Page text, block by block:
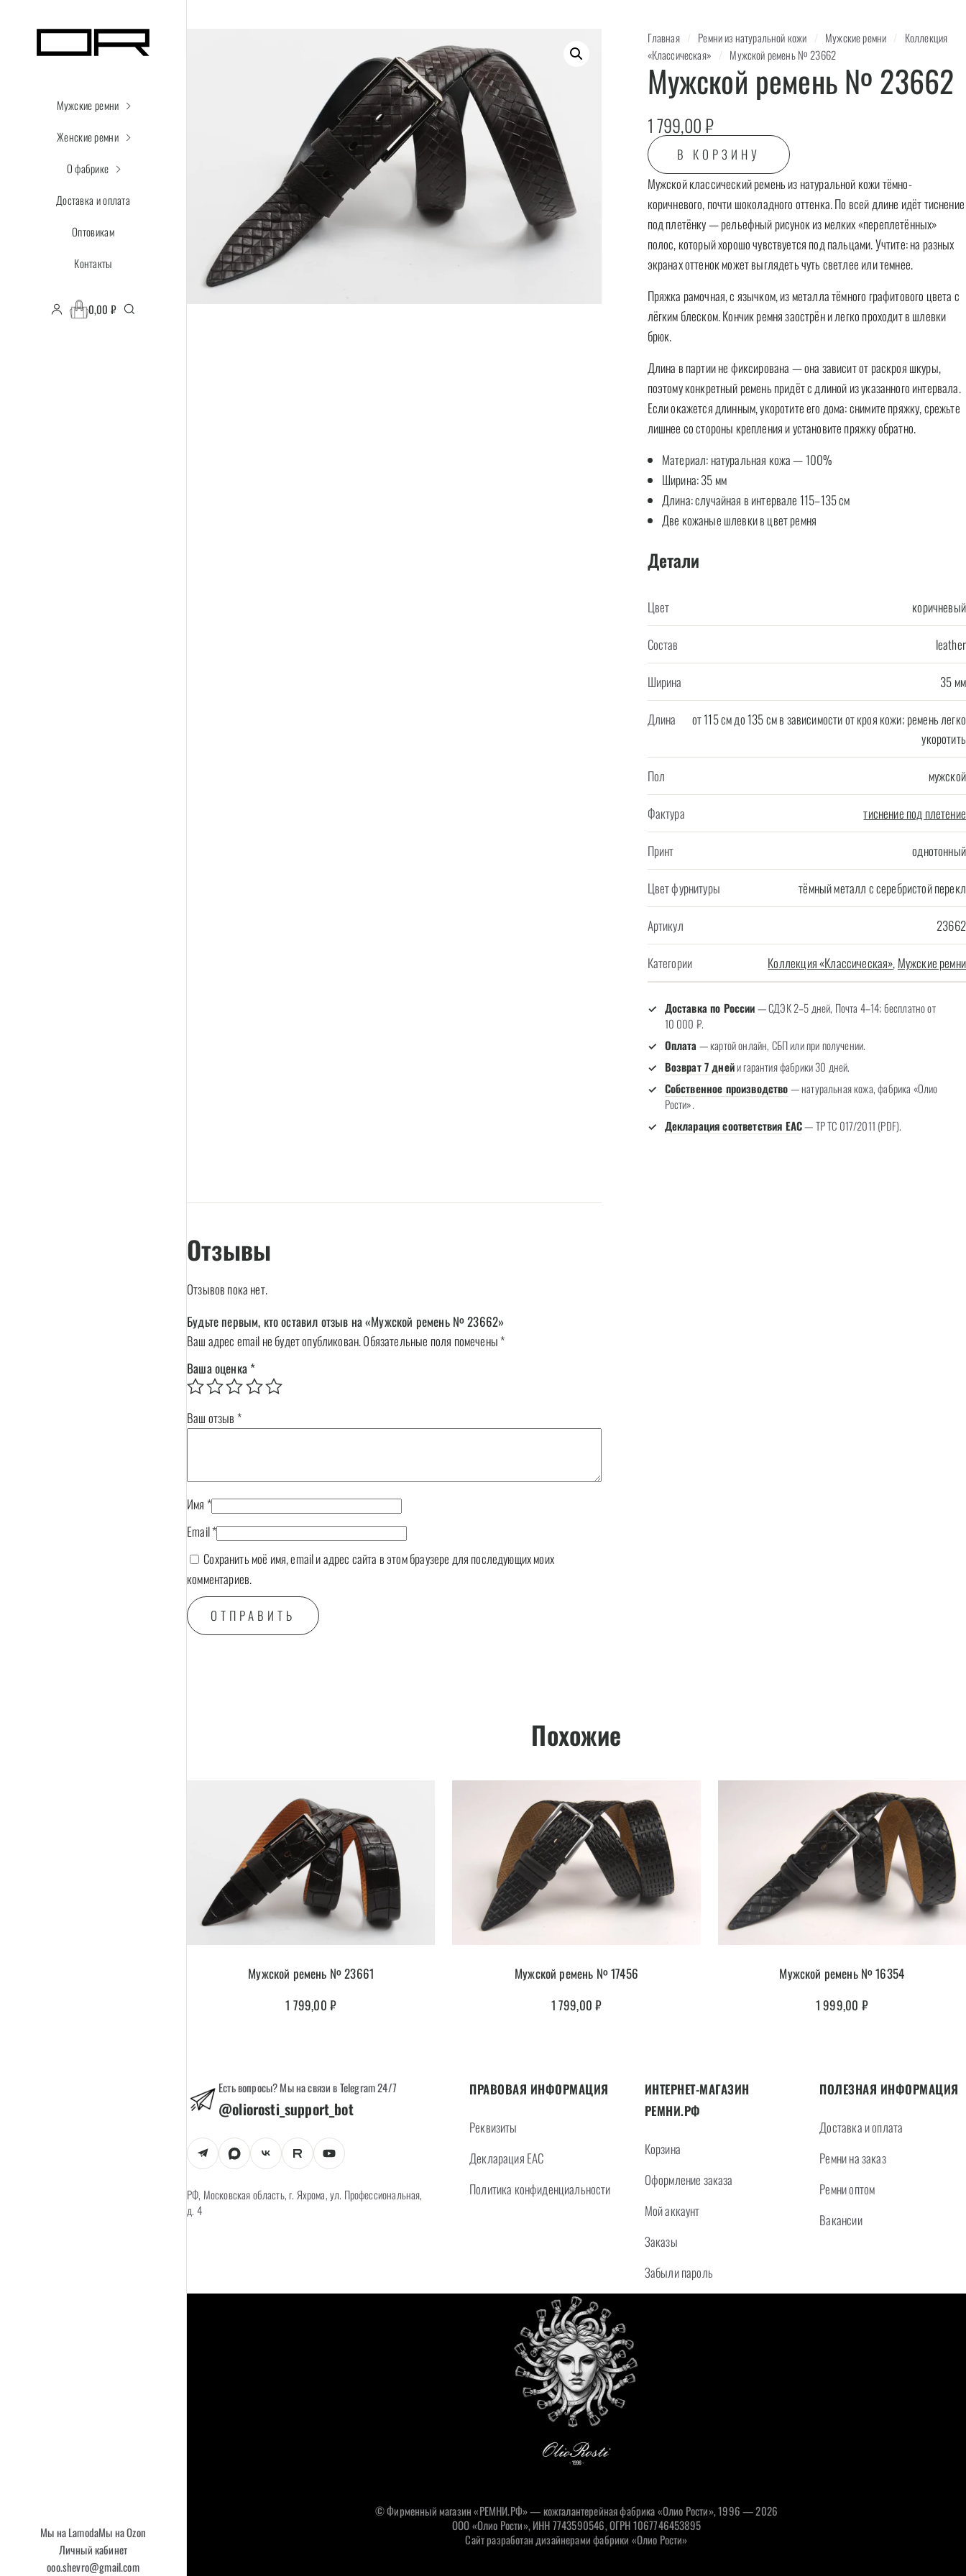
Мужские ремни
Женские ремни
О фабрике
Доставка и оплата
Оптовикам
Контакты
0,00 ₽
Мы на LamodaМы на Ozon
Личный кабинет
ooo.shevro@gmail.com
Главная / Ремни из натуральной кожи / Мужские ремни / Коллекция
«Классическая» / Мужской ремень № 23662
Мужской ремень № 23662
1 799,00₽
В КОРЗИНУ
Мужской классический ремень из натуральной кожи тёмно-
коричневого, почти шоколадного оттенка. По всей длине идёт тиснение
под плетёнку — рельефный рисунок из мелких «переплетённых»
полос, который хорошо чувствуется под пальцами. Учтите: на разных
экранах оттенок может выглядеть чуть светлее или темнее.
Пряжка рамочная, с язычком, из металла тёмного графитового цвета с
лёгким блеском. Кончик ремня заострён и легко проходит в шлевки
брюк.
Длина в партии не фиксирована — она зависит от раскроя шкуры,
поэтому конкретный ремень придёт с длиной из указанного интервала.
Если окажется длинным, укоротите его дома: снимите пряжку, срежьте
лишнее со стороны крепления и установите пряжку обратно.
Материал: натуральная кожа — 100%
Ширина: 35 мм
Длина: случайная в интервале 115–135 см
Две кожаные шлевки в цвет ремня
Детали
Цвет коричневый
Состав leather
Ширина 35 мм
Длина
от 115 см до 135 см в зависимости от кроя кожи; ремень легко
укоротить
Пол мужской
Фактура тиснение под плетение
Принт однотонный
Цвет фурнитуры тёмный металл с серебристой перекл
Артикул 23662
Категории Коллекция «Классическая», Мужские ремни
Доставка по России— СДЭК 2–5 дней, Почта 4–14; бесплатно от
10 000 ₽.
Оплата — картой онлайн, СБП или при получении.
Возврат 7 днейи гарантия фабрики 30 дней.
Собственное производство— натуральная кожа, фабрика «Олио
Рости».
Декларация соответствия EAC— ТР ТС 017/2011 (PDF).
Отзывы
Отзывов пока нет.
Будьте первым, кто оставил отзыв на «Мужской ремень № 23662»
Ваш адрес email не будет опубликован.Обязательные поля помечены*
Ваша оценка *
Ваш отзыв *
Имя *
Email*
Сохранить моё имя, email и адрес сайта в этом браузере для последующих моих
комментариев.
Похожие
Мужской ремень № 23661
1 799,00 ₽
Мужской ремень № 17456
1 799,00₽
Мужской ремень № 16354
1 999,00 ₽
Есть вопросы? Мы на связи в Telegram 24/7
@oliorosti_support_bot
РФ, Московская область, г. Яхрома, ул. Профессиональная,
д. 4
ПРАВОВАЯ ИНФОРМАЦИЯ
Реквизиты
Декларация EAC
Политика конфиденциальности
ИНТЕРНЕТ-МАГАЗИН
РЕМНИ.РФ
Корзина
Оформление заказа
Мой аккаунт
Заказы
Забыли пароль
ПОЛЕЗНАЯ ИНФОРМАЦИЯ
Доставка и оплата
Ремни на заказ
Ремни оптом
Вакансии
© Фирменный магазин «РЕМНИ.РФ» — кожгалантерейная фабрика «Олио Рости», 1996 — 2026
ООО «Олио Рости», ИНН 7743590546, ОГРН 1067746453895
Сайт разработан дизайнерами фабрики «Олио Рости»